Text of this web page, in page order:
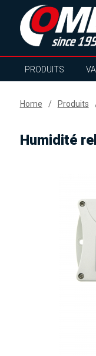
PRODUITS
Home Produits
Humidité